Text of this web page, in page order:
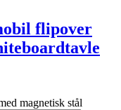
flipover
magnetisk stål